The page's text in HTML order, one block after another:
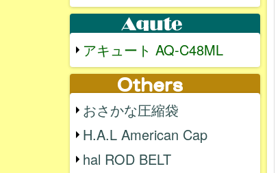
アキュート AQ-C48ML
おさかな圧縮袋
H.A.L American Cap
hal ROD BELT